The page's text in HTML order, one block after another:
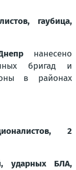
гаубица,
нанесено
бригад и
в районах
2
ударных БЛА,